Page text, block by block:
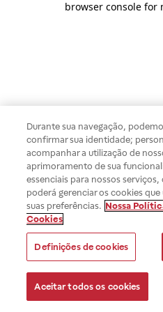
browser console for
Durante sua navegação,
confirmar sua identidade;
acompanhar a utilização de
aprimoramento de sua
essenciais para nossos
poderá gerenciar os cookies
suas preferências. Nossa
Cookies
Definições de cookies
Aceitar todos os cookies